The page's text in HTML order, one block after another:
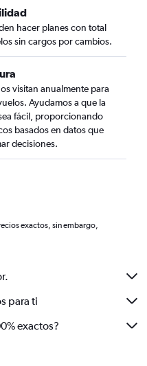
hacer planes con total
sin cargos por cambios.
visitan anualmente para
Ayudamos a que la
fácil, proporcionando
basados en datos que
decisiones.
exactos, sin embargo,
para ti
exactos?